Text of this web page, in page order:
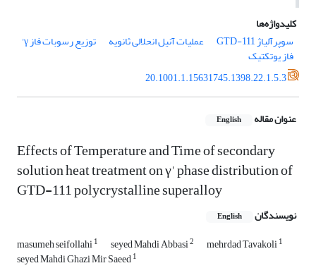
کلیدواژه‌ها
سوپرآلیاژ GTD-111
عملیات آنیل انحلالی ثانویه توزیع رسوبات فاز γ'
فاز یوتکتیک
20.1001.1.15631745.1398.22.1.5.3
عنوان مقاله English
Effects of Temperature and Time of secondary
solution heat treatment on γ' phase distribution of
GTD-111 polycrystalline superalloy
نویسندگان English
masumeh seifollahi1 seyed Mahdi Abbasi2 mehrdad Tavakoli1
seyed Mahdi Ghazi Mir Saeed1